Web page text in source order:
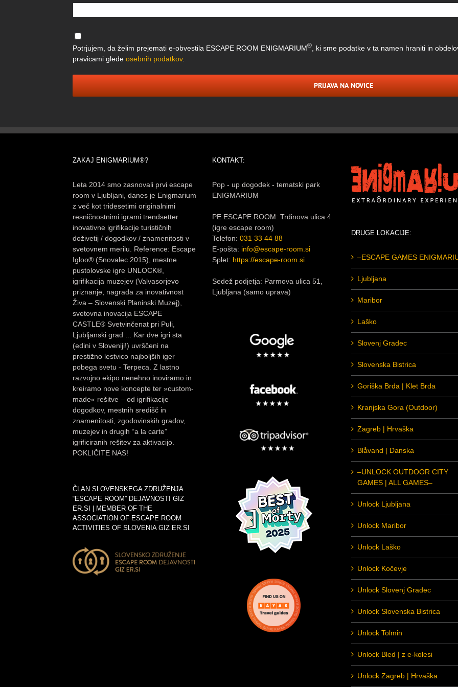
Potrjujem, da želim prejemati e-obvestila ESCAPE ROOM ENIGMARIUM®
, ki sme podatke v ta namen hraniti in
pravicami glede osebnih podatkov.
PRIJAVA NA NOVICE
ZAKAJ ENIGMARIUM®?
Leta 2014 smo zasnovali prvi escape
room v Ljubljani, danes je Enigmarium
z več kot tridesetimi originalnimi
resničnostnimi igrami trendsetter
inovativne igrifikacije turističnih
doživetij / dogodkov / znamenitosti v
svetovnem merilu. Reference: Escape
Igloo® (Snovalec 2015), mestne
pustolovske igre UNLOCK®,
igrifikacija muzejev (Valvasorjevo
priznanje, nagrada za inovativnost
Živa – Slovenski Planinski Muzej),
svetovna inovacija ESCAPE
CASTLE® Svetvinčenat pri Puli,
Ljubljanski grad ... Kar dve igri sta
(edini v Sloveniji!) uvrščeni na
prestižno lestvico najboljših iger
pobega svetu - Terpeca. Z lastno
razvojno ekipo nenehno inoviramo in
kreiramo nove koncepte ter »custom-
made« rešitve – od igrifikacije
dogodkov, mestnih središč in
znamenitosti, zgodovinskih gradov,
muzejev in drugih “a la carte”
igrificiranih rešitev za aktivacijo.
POKLIČITE NAS!
ČLAN SLOVENSKEGA ZDRUŽENJA
“ESCAPE ROOM” DEJAVNOSTI GIZ
ER.SI | MEMBER OF THE
ASSOCIATION OF ESCAPE ROOM
ACTIVITIES OF SLOVENIA GIZ ER.SI
KONTAKT:
Pop - up dogodek - tematski park
ENIGMARIUM
PE ESCAPE ROOM: Trdinova ulica 4
(igre escape room)
Telefon: 031 33 44 88
E-pošta: info@escape-room.si
Splet: https://escape-room.si
Sedež podjetja: Parmova ulica 51,
Ljubljana (samo uprava)
DRUGE LOKACIJE:
–ESCAPE GAMES
Ljubljana
Maribor
Laško
Slovenj Gradec
Slovenska Bistrica
Goriška Brda | Klet Brda
Kranjska Gora (Outdoor)
Zagreb | Hrvaška
Blåvand | Danska
–UNLOCK OUTDOOR CITY
GAMES | ALL GAMES–
Unlock Ljubljana
Unlock Maribor
Unlock Laško
Unlock Kočevje
Unlock Slovenj Gradec
Unlock Slovenska Bistrica
Unlock Tolmin
Unlock Bled | z e-kolesi
Unlock Zagreb | Hrvaška